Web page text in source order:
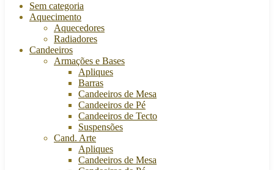
Sem categoria
Aquecimento
Aquecedores
Radiadores
Candeeiros
Armações e Bases
Apliques
Barras
Candeeiros de Mesa
Candeeiros de Pé
Candeeiros de Tecto
Suspensões
Cand. Arte
Apliques
Candeeiros de Mesa